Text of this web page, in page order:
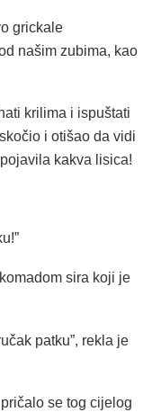
grickale
našim zubima, kao
krilima i ispuštati
i otišao da vidi
kakva lisica!
sira koji je
patku”, rekla je
se tog cijelog